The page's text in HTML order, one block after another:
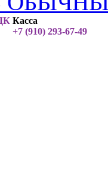
Касса
+7 (910) 293-67-49